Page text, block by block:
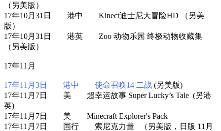
（另美版）
17年10月31日 港中 Kinect迪士尼大冒险HD （另美
版）
17年10月31日 港英 Zoo 动物乐园 终极动物收藏集
（另美版）
17年11月
17年11月3日 港中 使命召唤14 二战 (另美版)
17年11月7日 美 超幸运故事 Super Lucky’s Tale (另港
英)
17年11月7日 美 Minecraft Explorer's Pack
17年11月7日 国行 索尼克力量 （另美版，日版 11月